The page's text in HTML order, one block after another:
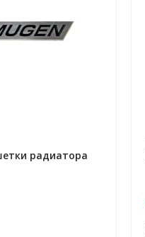
радиатора